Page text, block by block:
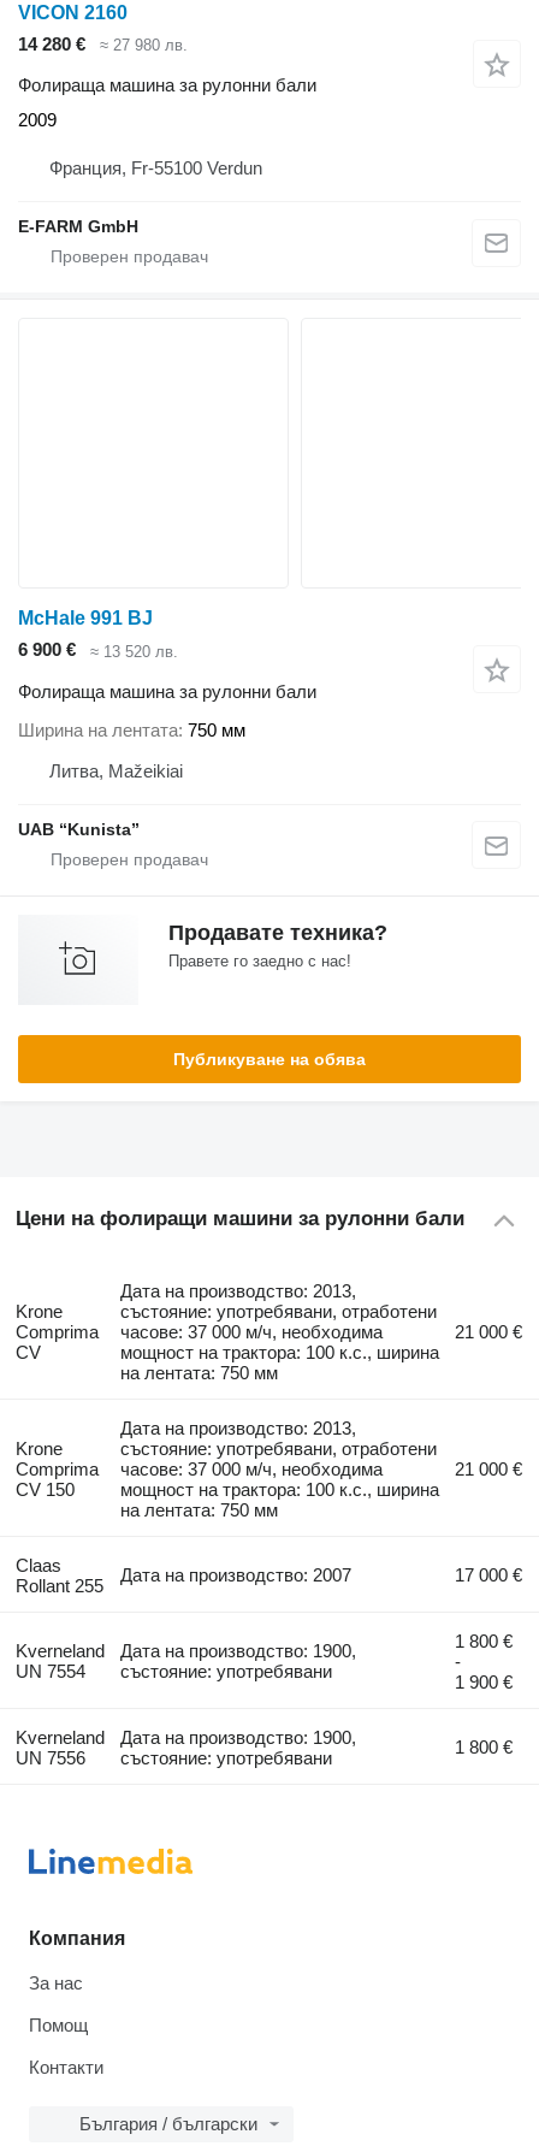
VICON 2160
14 280 €
≈ 27 980 лв.
Фолираща машина за рулонни бали
2009
Франция, Fr-55100 Verdun
E-FARM GmbH
McHale 991 BJ
6 900 €
≈ 13 520 лв.
Фолираща машина за рулонни бали
Ширина на лентата 750 мм
Литва, Mažeikiai
UAB “Kunista”
Продавате техника?
Правете го заедно с нас!
Публикуване на обява
Цени на фолиращи машини за рулонни бали
Krone
Comprima
CV
Дата на производство: 2013,
състояние: употребявани, отработени
часове: 37 000 м/ч, необходима
мощност на трактора: 100 к.с., ширина
на лентата: 750 мм
21 000 €
Krone
Comprima
CV 150
Дата на производство: 2013,
състояние: употребявани, отработени
часове: 37 000 м/ч, необходима
мощност на трактора: 100 к.с., ширина
на лентата: 750 мм
21 000 €
Claas
Rollant 255
Дата на производство: 2007 17 000 €
Kverneland
UN 7554
Дата на производство: 1900,
състояние: употребявани
1 800 €
-
1 900 €
Kverneland
UN 7556
Дата на производство: 1900,
състояние: употребявани
1 800 €
Компания
За нас
Помощ
Контакти
България / български